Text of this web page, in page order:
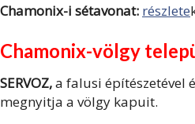
Chamonix-i sétavonat: részlete
Chamonix-völgy
SERVOZ,a falusi építészetével
megnyitja a völgy kapuit.